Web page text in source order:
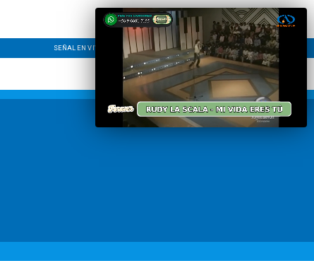
SEÑAL EN VIVO CONTACTO LÍNEA EDITORIAL